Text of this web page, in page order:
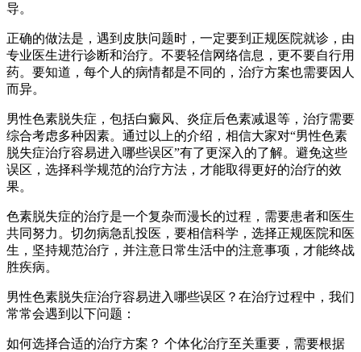
导。
正确的做法是，遇到皮肤问题时，一定要到正规医院就诊，由
专业医生进行诊断和治疗。不要轻信网络信息，更不要自行用
药。要知道，每个人的病情都是不同的，治疗方案也需要因人
而异。
男性色素脱失症，包括白癜风、炎症后色素减退等，治疗需要
综合考虑多种因素。通过以上的介绍，相信大家对“男性色素
脱失症治疗容易进入哪些误区”有了更深入的了解。避免这些
误区，选择科学规范的治疗方法，才能取得更好的治疗的效
果。
色素脱失症的治疗是一个复杂而漫长的过程，需要患者和医生
共同努力。切勿病急乱投医，要相信科学，选择正规医院和医
生，坚持规范治疗，并注意日常生活中的注意事项，才能终战
胜疾病。
男性色素脱失症治疗容易进入哪些误区？在治疗过程中，我们
常常会遇到以下问题：
如何选择合适的治疗方案？ 个体化治疗至关重要，需要根据